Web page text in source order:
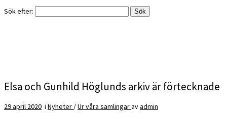
Sök efter:
Elsa och Gunhild Höglunds arkiv är förtecknade
29 april 2020 i Nyheter /Ur våra samlingaravadmin